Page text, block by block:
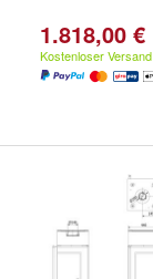
1.818,00 €
Kostenloser Versand